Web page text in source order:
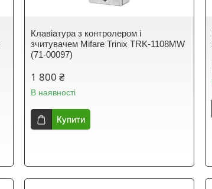
Клавіатура з контролером і
зчитувачем Mifare Trinix TRK-1108MW
(71-00097)
1 800 ₴
В наявності
Купити